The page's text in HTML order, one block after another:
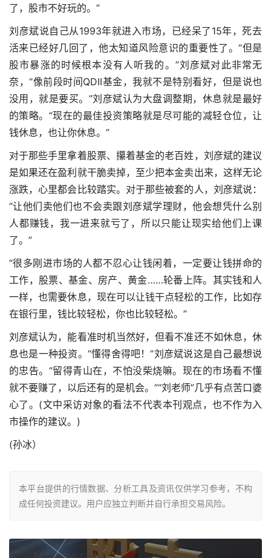
了，股市不好玩的。”
刘彦斌说自己从1993年就进入市场，已经呆了15年，死去
活来已经好几回了，他太知道风险意识的重要性了。“但是
股市暴涨的时候根本没有人听我的。”刘彦斌对此非常无
奈，“像前段时间QDII基金，我就不是特别看好，但是说也
没用，就是要买。”刘彦斌认为大盘调整期，休息就是最好
的策略。“现在的最佳投资策略就是尽可能的减轻仓位，让
钱休息，也让你休息。”
对于那些手里拿着股票、攥着基金的老百姓，刘彦斌的建议
是如果还在盈利就干脆卖掉，至少把本金卖出来，这样无论
涨跌，心里都会比较踏实。对于那些被套的人，刘彦斌说：
“让他们卖他们也不会卖跟刘彦斌学理财，他会想凭什么别
人都赚钱，我一进来就亏了，所以只能让现实给他们上课
了。”
“很多刚进市场的人都不忍心让钱闲着，一定要让钱拼命的
工作，股票、基金、房产、黄金……轮番上阵。其实钱和人
一样，也需要休息，现在可以让钱干点轻松的工作，比如存
在银行里，钱比较轻松，你也比较轻松。”
刘彦斌认为，能看准时机当然好，但看不准还不如休息，休
息也是一种投资。“懂得舍得吧！”刘彦斌说这是自己最想说
的忠告。“留得青山在，不怕没柴烧嘛。现在的市场看不懂
就不要赚了，以后还有的是机会。”“刘老师”几乎有点苦口婆
心了。(文中采访对象的看法不代表本刊观点，也不作为入
市操作的建议。)
(孙冰）
本平台提供的行情数据、分析工具及资讯仅供学习参考，不构
成任何投资建议。用户应独立判断并自行承担交易风险。